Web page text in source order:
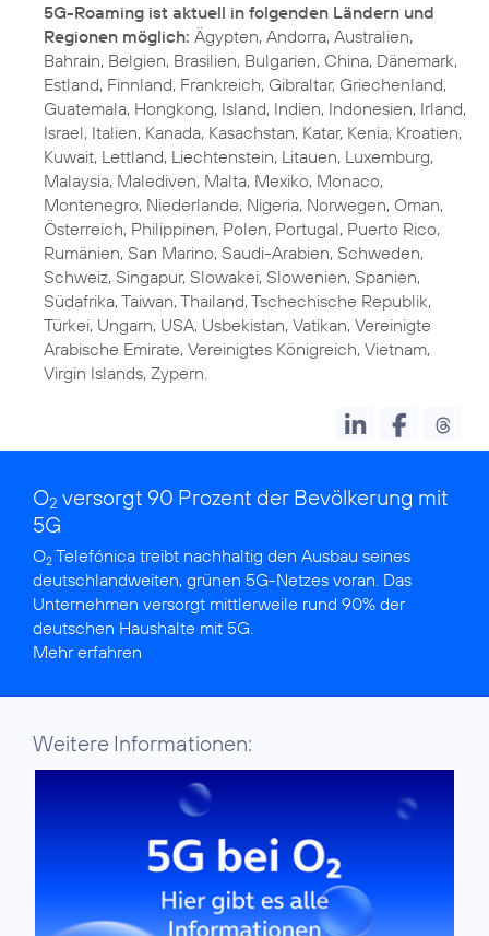
5G-Roaming ist aktuell in folgenden Ländern und
Regionen möglich: Ägypten, Andorra, Australien,
Bahrain, Belgien, Brasilien, Bulgarien, China, Dänemark,
Estland, Finnland, Frankreich, Gibraltar, Griechenland,
Guatemala, Hongkong, Island, Indien, Indonesien, Irland,
Israel, Italien, Kanada, Kasachstan, Katar, Kenia, Kroatien,
Kuwait, Lettland, Liechtenstein, Litauen, Luxemburg,
Malaysia, Malediven, Malta, Mexiko, Monaco,
Montenegro, Niederlande, Nigeria, Norwegen, Oman,
Österreich, Philippinen, Polen, Portugal, Puerto Rico,
Rumänien, San Marino, Saudi-Arabien, Schweden,
Schweiz, Singapur, Slowakei, Slowenien, Spanien,
Südafrika, Taiwan, Thailand, Tschechische Republik,
Türkei, Ungarn, USA, Usbekistan, Vatikan, Vereinigte
Arabische Emirate, Vereinigtes Königreich, Vietnam,
Virgin Islands, Zypern.
O2 versorgt 90 Prozent der Bevölkerung mit
5G
O2 Telefónica treibt nachhaltig den Ausbau seines
deutschlandweiten, grünen 5G-Netzes voran. Das
Unternehmen versorgt mittlerweile rund 90% der
Mehr erfahren
Weitere Informationen: